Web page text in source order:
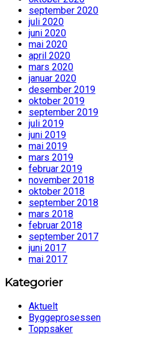
september 2020
juli 2020
juni 2020
mai 2020
april 2020
mars 2020
januar 2020
desember 2019
oktober 2019
september 2019
juli 2019
juni 2019
mai 2019
mars 2019
februar 2019
november 2018
oktober 2018
september 2018
mars 2018
februar 2018
september 2017
juni 2017
mai 2017
Kategorier
Aktuelt
Byggeprosessen
Toppsaker